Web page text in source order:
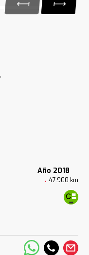
Año 2018
47.900 km